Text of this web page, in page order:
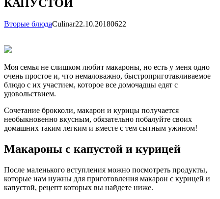
КАПУСТОЙ
Вторые блюдаСulinar22.10.20180622
Моя семья не слишком любит макароны, но есть у меня одно
очень простое и, что немаловажно, быстроприготавливаемое
блюдо с их участием, которое все домочадцы едят с
удовольствием.
Сочетание брокколи, макарон и курицы получается
необыкновенно вкусным, обязательно побалуйте своих
домашних таким легким и вместе с тем сытным ужином!
Макароны с капустой и курицей
После маленького вступления можно посмотреть продукты,
которые нам нужны для приготовления макарон с курицей и
капустой, рецепт которых вы найдете ниже.